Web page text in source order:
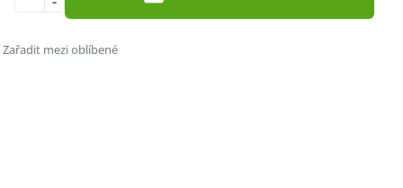
Zařadit mezi oblíbené